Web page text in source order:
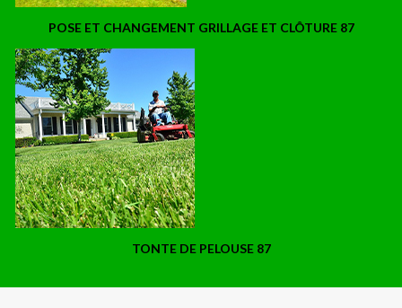
POSE ET CHANGEMENT GRILLAGE ET CLÔTURE 87
TONTE DE PELOUSE 87